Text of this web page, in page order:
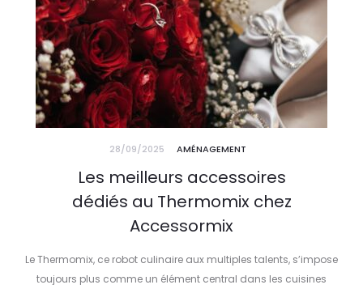
28/09/2025 AMÉNAGEMENT
Les meilleurs accessoires
dédiés au Thermomix chez
Accessormix
Le Thermomix, ce robot culinaire aux multiples talents, s’impose
toujours plus comme un élément central dans les cuisines